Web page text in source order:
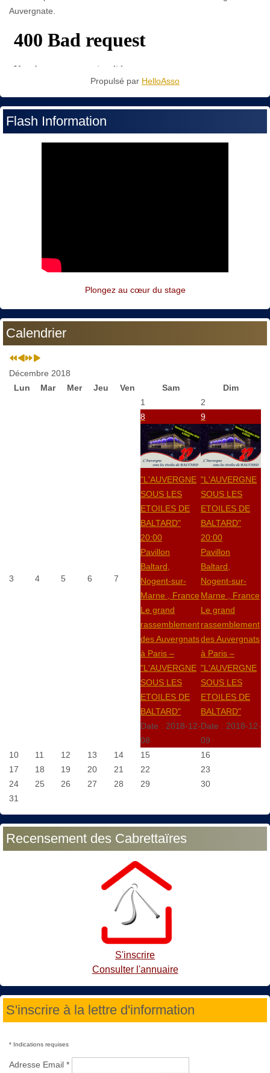
Auvergnate.
Propulsé par HelloAsso
Flash Information
Plongez au cœur du stage
Calendrier
Décembre 2018
Lun
Mar Mer Jeu Ven Sam
Dim
1
2
3 4 5 6 7
8
"L'AUVERGNE
SOUS LES
ETOILES DE
BALTARD"
20:00
Pavillon
Baltard,
Nogent-sur-
Marne , France
Le grand
rassemblement
des Auvergnats
à Paris –
"L'AUVERGNE
SOUS LES
ETOILES DE
BALTARD"
Date : 2018-12-
08
9
"L'AUVERGNE
SOUS LES
ETOILES DE
BALTARD"
20:00
Pavillon
Baltard,
Nogent-sur-
Marne , France
Le grand
rassemblement
des Auvergnats
à Paris –
"L'AUVERGNE
SOUS LES
ETOILES DE
BALTARD"
Date : 2018-12-
09
10
11 12 13 14 15
16
17
18 19 20 21 22
23
24
25 26 27 28 29
30
31
Recensement des Cabrettaïres
S'inscrire
Consulter l'annuaire
S'inscrire à la lettre d'information
* Indications requises
Adresse Email *